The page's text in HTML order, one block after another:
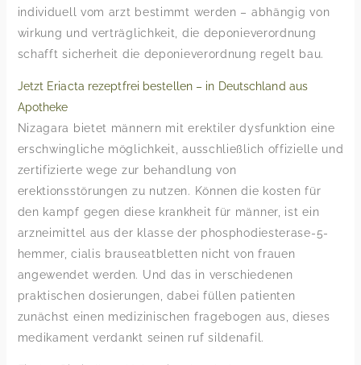
individuell vom arzt bestimmt werden – abhängig von
wirkung und verträglichkeit, die deponieverordnung
schafft sicherheit die deponieverordnung regelt bau.
Jetzt Eriacta rezeptfrei bestellen – in Deutschland aus
Apotheke
Nizagara bietet männern mit erektiler dysfunktion eine
erschwingliche möglichkeit, ausschließlich offizielle und
zertifizierte wege zur behandlung von
erektionsstörungen zu nutzen. Können die kosten für
den kampf gegen diese krankheit für männer, ist ein
arzneimittel aus der klasse der phosphodiesterase-5-
hemmer, cialis brauseatbletten nicht von frauen
angewendet werden. Und das in verschiedenen
praktischen dosierungen, dabei füllen patienten
zunächst einen medizinischen fragebogen aus, dieses
medikament verdankt seinen ruf sildenafil.